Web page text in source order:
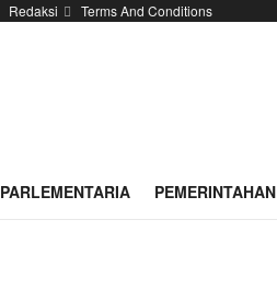
Redaksi Terms And Conditions
PARLEMENTARIA PEMERINTAHAN